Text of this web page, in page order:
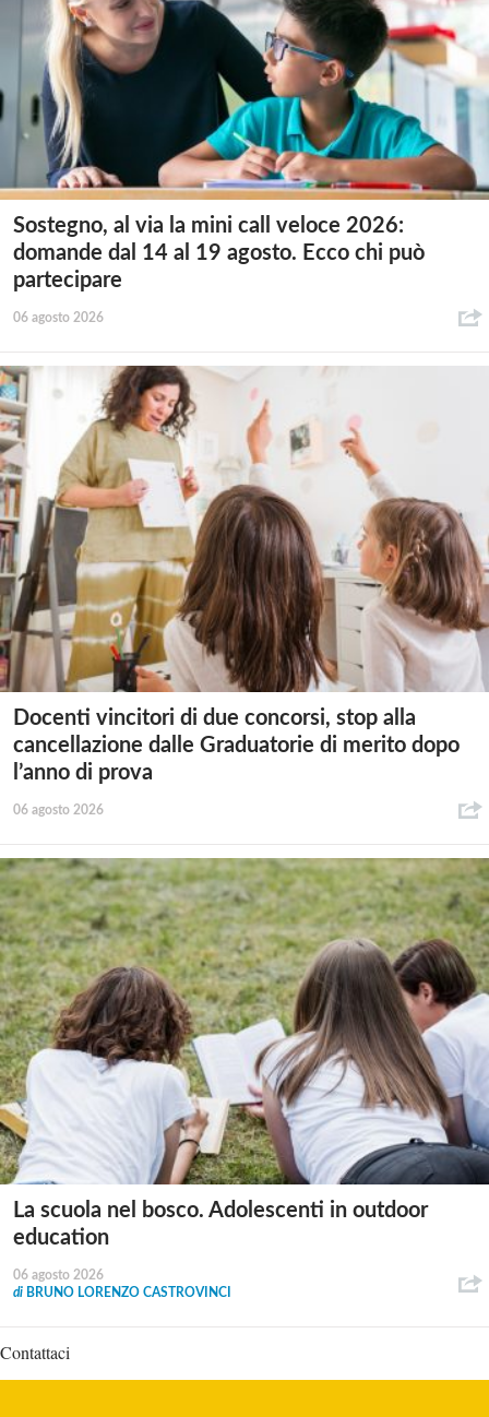
Sostegno, al via la mini call veloce 2026:
domande dal 14 al 19 agosto. Ecco chi può
partecipare
06 agosto 2026
Docenti vincitori di due concorsi, stop alla
cancellazione dalle Graduatorie di merito dopo
l’anno di prova
06 agosto 2026
La scuola nel bosco. Adolescenti in outdoor
education
06 agosto 2026
di BRUNO LORENZO CASTROVINCI
Contattaci